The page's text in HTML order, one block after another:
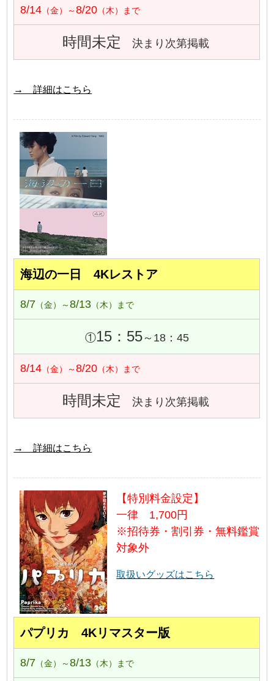
8/14 （金）～8/20 （木）まで
時間未定 決まり次第掲載
→ 詳細はこちら
海辺の一日 4Kレストア
8/7 （金）～8/13 （木）まで
①15：55～18：45
8/14 （金）～8/20 （木）まで
時間未定 決まり次第掲載
→ 詳細はこちら
【特別料金設定】
一律 1,700円
※招待券・割引券・無料鑑賞
対象外
取扱いグッズはこちら
パプリカ 4Kリマスター版
8/7 （金）～8/13 （木）まで